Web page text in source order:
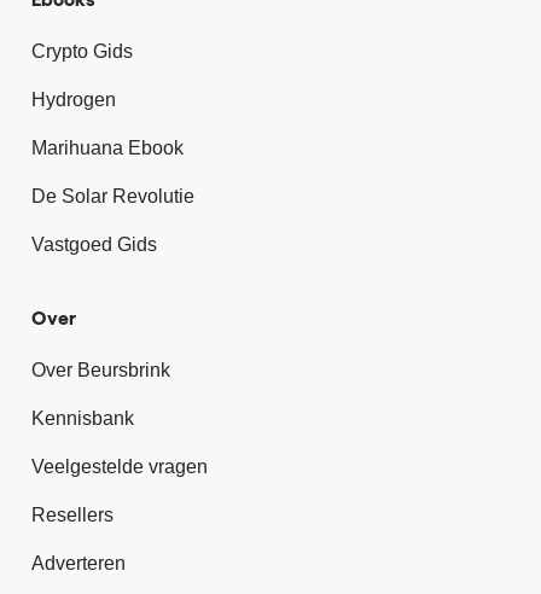
Crypto Gids
Hydrogen
Marihuana Ebook
De Solar Revolutie
Vastgoed Gids
Over
Over Beursbrink
Kennisbank
Veelgestelde vragen
Resellers
Adverteren